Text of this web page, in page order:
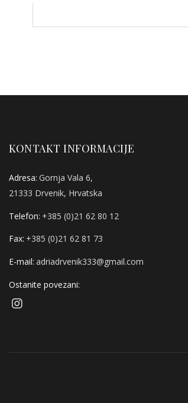
KONTAKT INFORMACIJE
Adresa: Gornja Vala 6,
21333 Drvenik, Hrvatska
Telefon: +385 (0)21 62 80 12
Fax: +385 (0)21 62 81 73
E-mail: adriadrvenik333@gmail.com
Ostanite povezani: